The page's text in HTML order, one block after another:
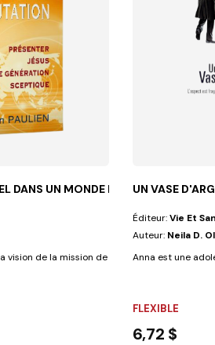
DANS UN MONDE EN MUTA
vision de la mission de l'Église et des
UN VASE
Éditeur:Vie Et
Auteur: Neila D.
Anna est une
FLEXIBLE
6,72 $